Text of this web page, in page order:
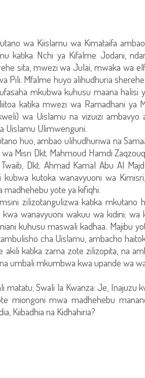
wa Kiislamu wa Kimataifa
katika Nchi ya Kifalme Jodani,
sita, mwezi wa Julai, mwaka wa
Pili. Mfalme huyo alihudhuria
mkubwa kuhusu maana halisi
katika mwezi wa Ramadhani ya
wa Uislamu na vizuizi ambavyo
Uislamu Ulimwenguni.
huo, ambao ulihudhuriwa na
Misri Dkt. Mahmoud Hamdi
Dkt. Ahmad Kamal Abu Al
kutoka wanavyuoni wa
madhehebu yote ya kifiqhi.
zilizotangulizwa katika mkutano
wanavyuoni wakuu wa kidini; wa
kuhusu maswali kadhaa. Majibu
cha Uislamu, ambacho
katika zama zote zilizopita, na
umbali mkumbwa kwa upande wa
matatu; Swali la Kwanza: Je, Inajuzu
miongoni mwa madhehebu
Kiibadhia na Kidhahiria?